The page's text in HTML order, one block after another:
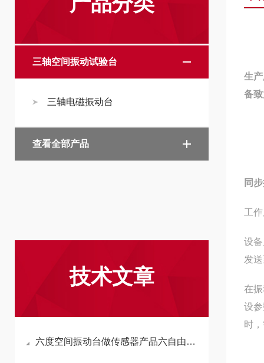
三轴空间振动试验台
三轴电磁振动台
查看全部产品
技术文章
六度空间振动台做传感器产品六自由度标定测试有哪些注意点？
生
备
同
工
设
发
在
设
时